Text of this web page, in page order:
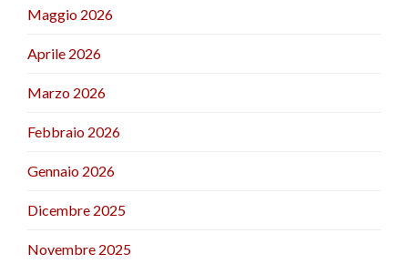
Maggio 2026
Aprile 2026
Marzo 2026
Febbraio 2026
Gennaio 2026
Dicembre 2025
Novembre 2025